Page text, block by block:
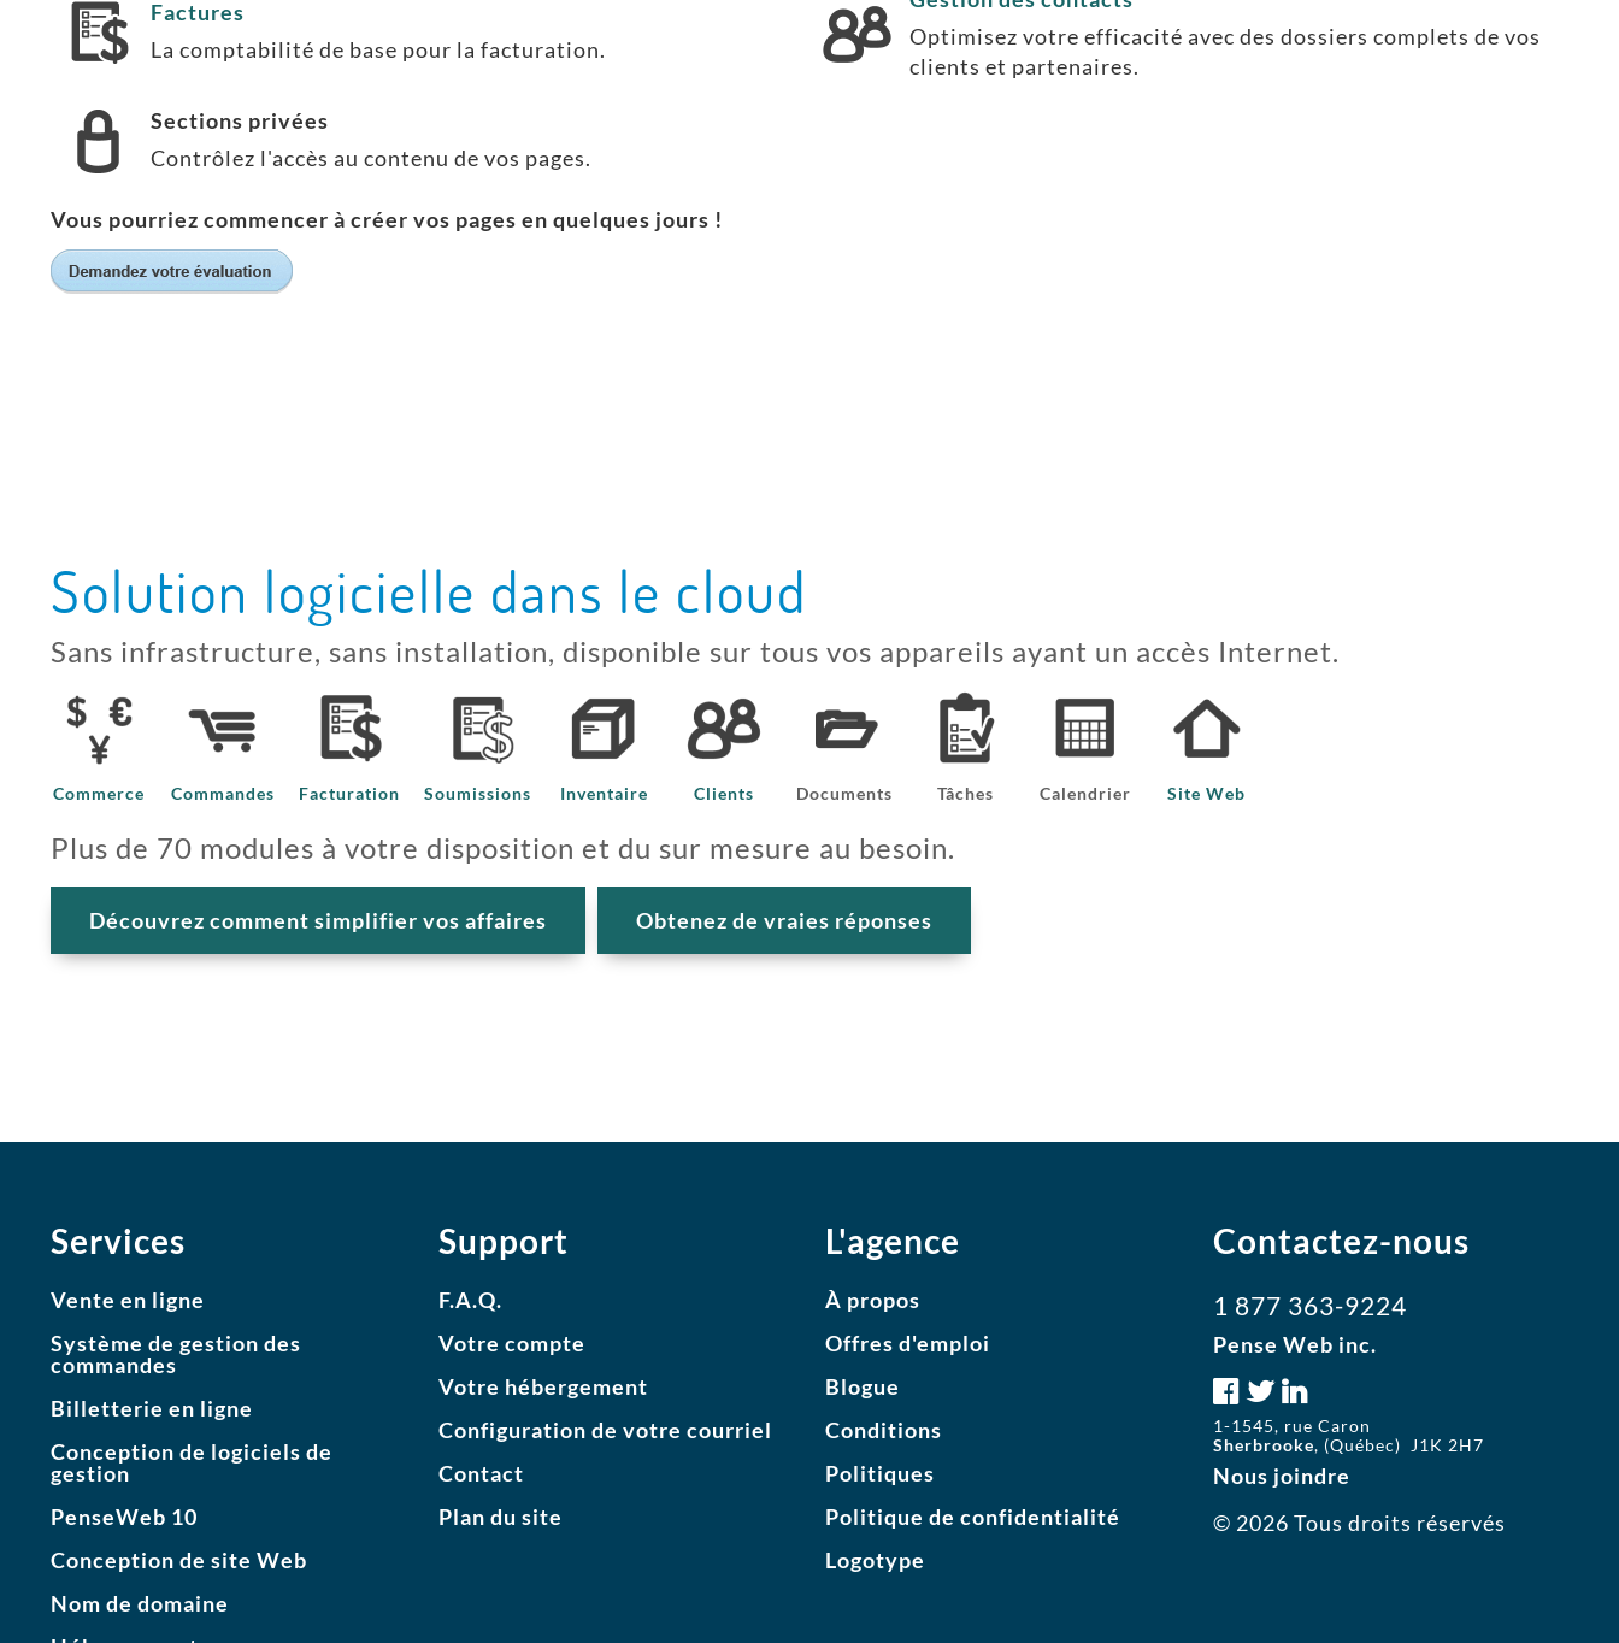
Factures
La comptabilité de base pour la facturation.
Optimisez votre efficacité avec des dossiers complets de vos
clients et partenaires.
Sections privées
Contrôlez l'accès au contenu de vos pages.
Vous pourriez commencer à créer vos pages en quelques jours !
Solution logicielle dans le cloud
Sans infrastructure, sans installation, disponible sur tous vos appareils ayant un accès Internet.
Commerce Commandes Facturation Soumissions Inventaire Clients Documents Tâches Calendrier Site Web
Plus de 70 modules à votre disposition et du sur mesure au besoin.
Découvrez comment simplifier vos affaires Obtenez de vraies réponses
Services
Vente en ligne
Système de gestion des
commandes
Billetterie en ligne
Conception de logiciels de
gestion
PenseWeb 10
Conception de site Web
Nom de domaine
Support
F.A.Q.
Votre compte
Votre hébergement
Configuration de votre courriel
Contact
Plan du site
L'agence
À propos
Offres d'emploi
Blogue
Conditions
Politiques
Politique de confidentialité
Logotype
Contactez-nous
1 877 363-9224
Pense Web inc.
1-1545, rue Caron
Sherbrooke, (Québec) J1K 2H7
Nous joindre
© 2026 Tous droits réservés